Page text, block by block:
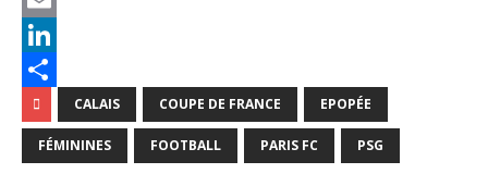
c
e
w
E
m
L
CALAIS COUPE DE FRANCE EPOPÉE
FÉMININES FOOTBALL PARIS FC PSG